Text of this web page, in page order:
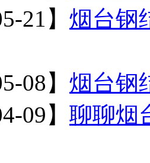
21】 烟台钢
08】 烟台钢
09】 聊聊烟